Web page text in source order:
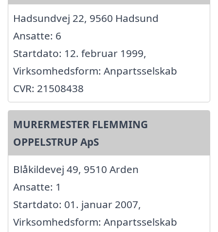
Hadsundvej 22, 9560 Hadsund
Ansatte: 6
Startdato: 12. februar 1999,
Virksomhedsform: Anpartsselskab
CVR: 21508438
MURERMESTER FLEMMING
OPPELSTRUP ApS
Blåkildevej 49, 9510 Arden
Ansatte: 1
Startdato: 01. januar 2007,
Virksomhedsform: Anpartsselskab